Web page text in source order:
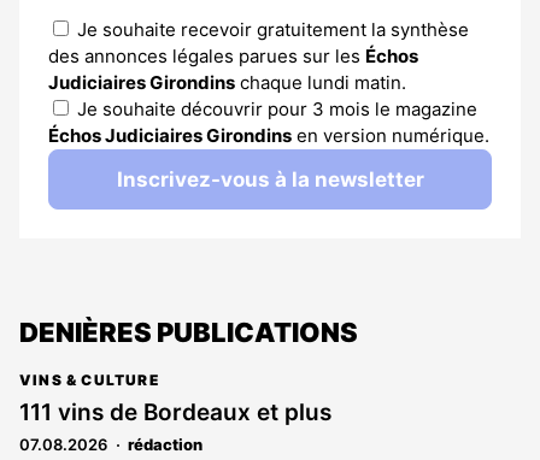
Je souhaite recevoir gratuitement la synthèse
des annonces légales parues sur les Échos
Judiciaires Girondins chaque lundi matin.
Je souhaite découvrir pour 3 mois le magazine
Échos Judiciaires Girondins en version numérique.
Inscrivez-vous à la newsletter
DENIÈRES PUBLICATIONS
VINS & CULTURE
111 vins de Bordeaux et plus
07.08.2026 rédaction